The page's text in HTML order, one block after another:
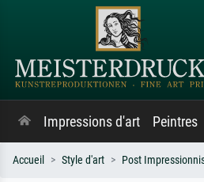
Impressions d'art Peintres
Accueil Style d'art Post